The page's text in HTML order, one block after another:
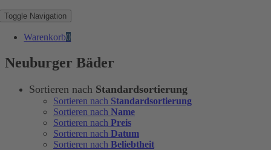
Toggle Navigation
Warenkorb0
Neuburger Bäder
Sortieren nach Standardsortierung
Sortieren nach Standardsortierung
Sortieren nach Name
Sortieren nach Preis
Sortieren nach Datum
Sortieren nach Beliebtheit